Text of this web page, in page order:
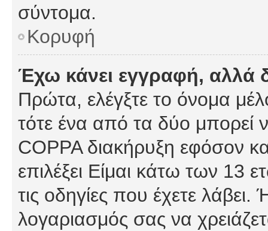
σύντομα.
Κορυφή
Έχω κάνει εγγραφή,
Πρώτα, ελέγξτε το όνομα
τότε ένα από τα δύο μπορεί
COPPA διακήρυξη εφόσον
επιλέξει Είμαι κάτω των 13
τις οδηγίες που έχετε λάβει.
λογαριασμός σας να